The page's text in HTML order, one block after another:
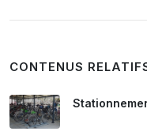
CONTENUS